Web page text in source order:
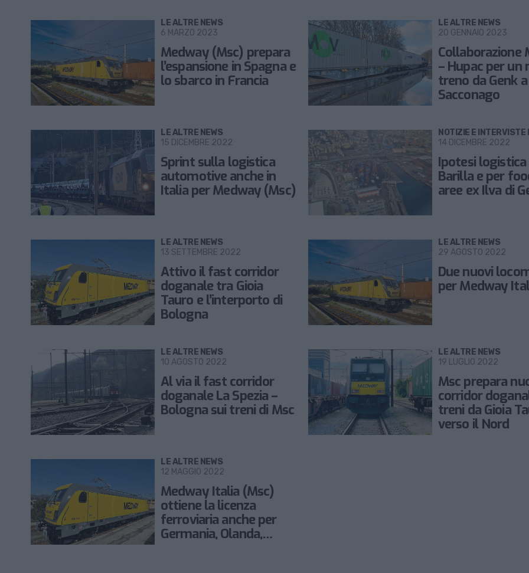
Medway (Msc) prepara
l’espansione in Spagna e
lo sbarco in Francia
LE ALTRE NEWS
6 MARZO 2023
Collaborazione
– Hupac per un
treno da Genk a
Sacconago
LE ALTRE NEWS
20 GENNAIO 2023
Sprint sulla logistica
automotive anche in
Italia per Medway (Msc)
LE ALTRE NEWS
15 DICEMBRE 2022
Ipotesi
Barilla e per
aree ex Ilva di
NOTIZIE E INTERVISTE
14 DICEMBRE 2022
Attivo il fast corridor
doganale tra Gioia
Tauro e l’interporto di
Bologna
LE ALTRE NEWS
13 SETTEMBRE 2022
Due nuovi
per Medway
LE ALTRE NEWS
29 AGOSTO 2022
Al via il fast corridor
doganale La Spezia –
Bologna sui treni di Msc
LE ALTRE NEWS
10 AGOSTO 2022
Msc prepara
corridor
treni da Gioia
verso il Nord
LE ALTRE NEWS
19 LUGLIO 2022
Medway Italia (Msc)
ottiene la licenza
ferroviaria anche per
Germania, Olanda,
LE ALTRE NEWS
12 MAGGIO 2022